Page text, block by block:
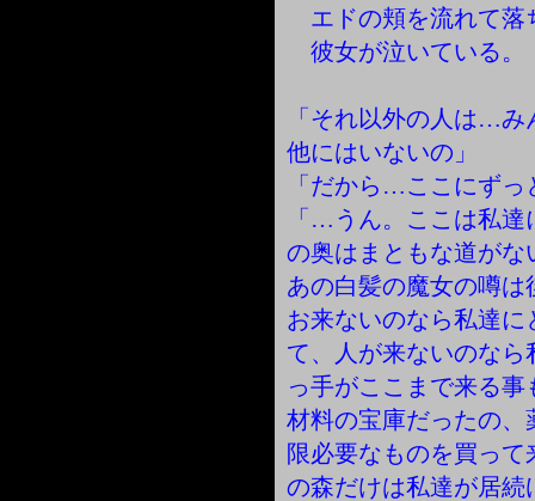
エドの頬を流れて落
彼女が泣いている。
「それ以外の人は…
他にはいないの」
「だから…ここにずっ
「…うん。ここは私
の奥はまともな道が
あの白髪の魔女の噂
お来ないのなら私達
て、人が来ないのな
っ手がここまで来る
材料の宝庫だったの
限必要なものを買っ
の森だけは私達が居